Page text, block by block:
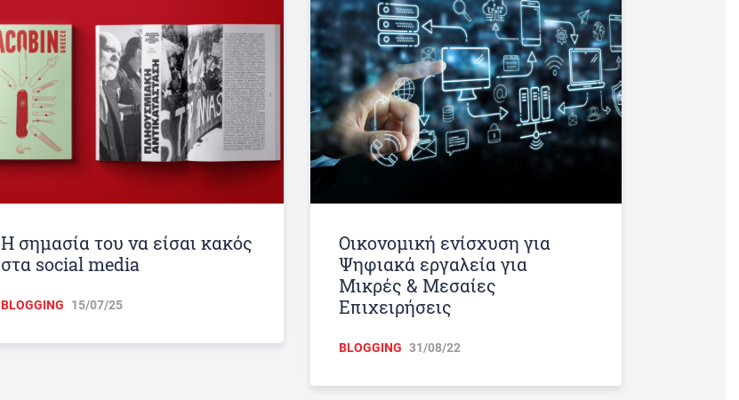
Η σημασία του να είσαι κακός
στα social media
BLOGGING 15/07/25
Οικονομική ενίσχυση για
Ψηφιακά εργαλεία για
Μικρές & Μεσαίες
Επιχειρήσεις
BLOGGING 31/08/22